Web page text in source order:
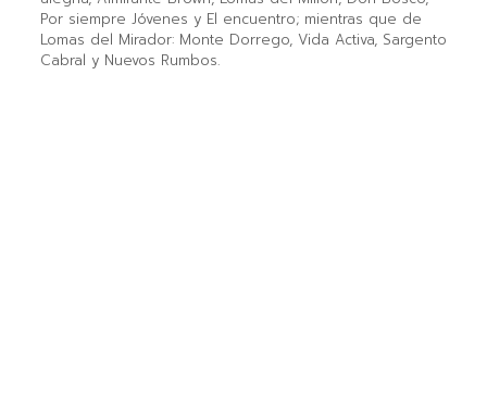
Por siempre Jóvenes y El encuentro; mientras que de
Lomas del Mirador: Monte Dorrego, Vida Activa, Sargento
Cabral y Nuevos Rumbos.